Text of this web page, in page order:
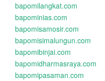
bapomilangkat.com
bapominias.com
bapomisamosir.com
bapomisimalungun.com
bapomibinjai.com
bapomidharmasraya.com
bapomipasaman.com